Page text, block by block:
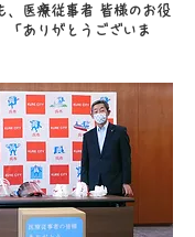
、医療従事者 皆様のお役
「ありがとうございま